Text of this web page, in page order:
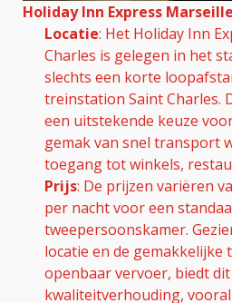
Holiday Inn Express
Locatie: Het Holiday Inn
Charles is gelegen in het
slechts een korte
treinstation Saint Charles.
een uitstekende keuze
gemak van snel transport
toegang tot winkels,
Prijs: De prijzen variëren
per nacht voor een
tweepersoonskamer.
locatie en de
openbaar vervoer, biedt
kwaliteitverhouding,